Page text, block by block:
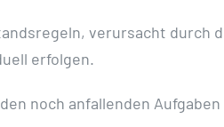
verursacht durch
erfolgen.
noch anfallenden